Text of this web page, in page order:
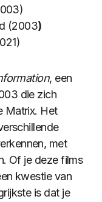
(2003)
, een
die zich
Matrix. Het
met
Of je deze films
kwestie van
is dat je